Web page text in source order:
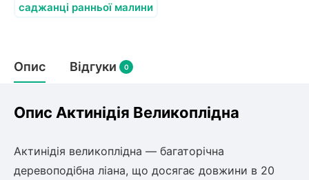
саджанці ранньої малини
Опис Відгуки 0
Опис Актинідія Великоплідна
Актинідія великоплідна — багаторічна
деревоподібна ліана, що досягає довжини в 20